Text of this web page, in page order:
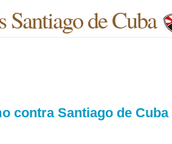
Santiago de Cuba
contra Santiago de Cuba